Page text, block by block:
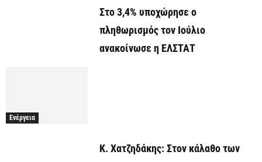
Στο 3,4% υποχώρησε ο
πληθωρισμός τον Ιούλιο
ανακοίνωσε η ΕΛΣΤΑΤ
Ενέργεια
Κ. Χατζηδάκης: Στον κάλαθο των